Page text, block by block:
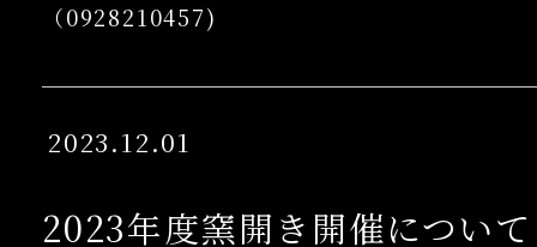
（0928210457)
2023.12.01
2023年度窯開き開催につい